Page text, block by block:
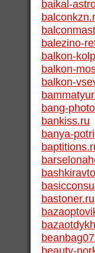
baikal-
balezino-
balkon-
balkon-
balkon-
bang-
bankiss.ru
banya-
bastoner.ru
beauty-